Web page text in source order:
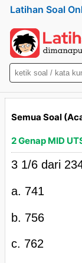
Latihan Soal
Semua Soal
2 Genap MID
3 1/6 dari
a. 741
b. 756
c. 762